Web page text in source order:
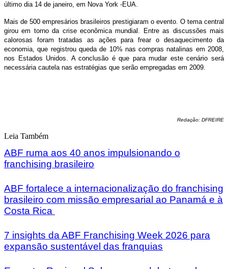
último dia 14 de janeiro, em Nova York -EUA.
Mais de 500 empresários brasileiros prestigiaram o evento. O tema central
girou em torno da crise econômica mundial. Entre as discussões mais
calorosas foram tratadas as ações para frear o desaquecimento da
economia, que registrou queda de 10% nas compras natalinas em 2008,
nos Estados Unidos. A conclusão é que para mudar este cenário será
necessária cautela nas estratégias que serão empregadas em 2009.
Redação: DFREIRE
Leia Também
ABF ruma aos 40 anos impulsionando o
franchising brasileiro
ABF fortalece a internacionalização do franchising
brasileiro com missão empresarial ao Panamá e à
Costa Rica
7 insights da ABF Franchising Week 2026 para
expansão sustentável das franquias